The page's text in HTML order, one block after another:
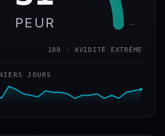
PEUR
100 · AVIDITÉ EXTRÊME
JOURS